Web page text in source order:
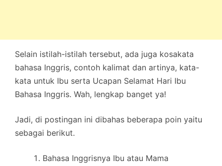
Selain istilah-istilah tersebut, ada juga kosakata
bahasa Inggris, contoh kalimat dan artinya, kata-
kata untuk Ibu serta Ucapan Selamat Hari Ibu
Bahasa Inggris. Wah, lengkap banget ya!
Jadi, di postingan ini dibahas beberapa poin yaitu
sebagai berikut.
Bahasa Inggrisnya Ibu atau Mama